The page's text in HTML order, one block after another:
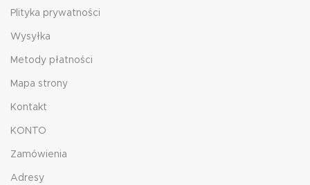
Plityka prywatności
Wysyłka
Metody płatności
Mapa strony
Kontakt
KONTO
Zamówienia
Adresy